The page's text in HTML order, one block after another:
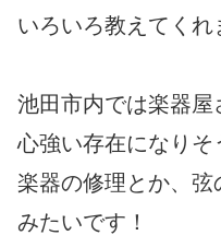
いろいろ教えてくれ
池田市内では楽器
心強い存在になりそ
楽器の修理とか、弦
みたいです！